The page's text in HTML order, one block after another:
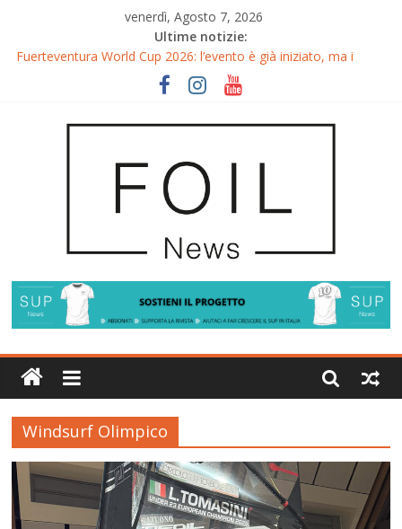
venerdì, Agosto 7, 2026
Ultime notizie:
Fuerteventura World Cup 2026: l’evento è già iniziato, ma i
riflettori si accendono sul Wingfoil!
Fuerteventura FreeFly-Slalom 2026: Cappuzzo e Belloeuvre
Gran Canaria GWA Wingfoil World Cup 2026: Spettacolo e
adrenalina a Pozo Izquierdo
Windsurf Olimpico